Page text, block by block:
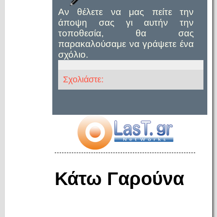
Αν θέλετε να μας πείτε την
άποψη σας γι αυτήν την
τοποθεσία, θα σας
παρακαλούσαμε να γράψετε ένα
σχόλιο.
Σχολιάστε:
Κάτω Γαρούνα